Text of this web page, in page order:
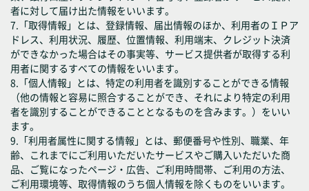
者に対して届け出た情報をいいます。
7.「取得情報」とは、登録情報、届出情報のほか、利用者のＩＰア
ドレス、利用状況、履歴、位置情報、利用端末、クレジット決済
ができなかった場合はその事実等、サービス提供者が取得する利
用者に関するすべての情報をいいます。
8.「個人情報」とは、特定の利用者を識別することができる情報
（他の情報と容易に照合することができ、それにより特定の利用
者を識別することができることとなるものを含みます。）をいい
ます。
9.「利用者属性に関する情報」とは、郵便番号や性別、職業、年
齢、これまでにご利用いただいたサービスやご購入いただいた商
品、ご覧になったページ・広告、ご利用時間帯、ご利用の方法、
ご利用環境等、取得情報のうち個人情報を除くものをいいます。